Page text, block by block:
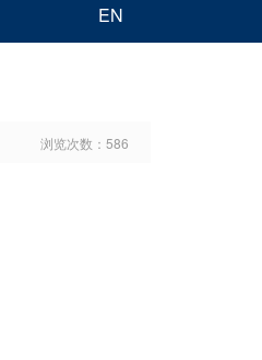
EN
浏览次数： 586